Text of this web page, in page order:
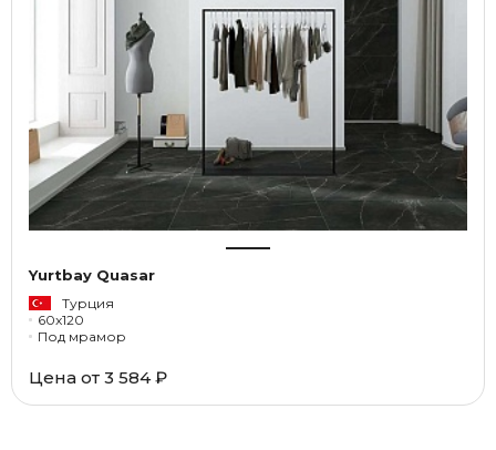
Yurtbay Quasar
Турция
60x120
Под мрамор
Цена от 3 584 ₽